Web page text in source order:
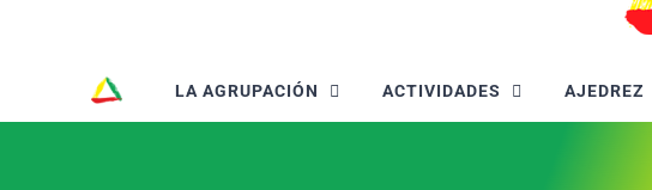
LA AGRUPACIÓN ACTIVIDADES AJEDREZ